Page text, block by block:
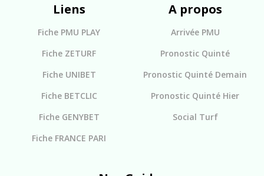
Liens
Fiche PMU PLAY
Fiche ZETURF
Fiche UNIBET
Fiche BETCLIC
Fiche GENYBET
Fiche FRANCE PARI
A propos
Arrivée PMU
Pronostic Quinté
Pronostic Quinté Demain
Pronostic Quinté Hier
Social Turf